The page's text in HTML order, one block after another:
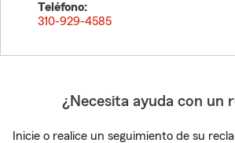
Teléfono:
310-929-4585
¿Necesita ayuda con un
Inicie o realice un seguimiento de su